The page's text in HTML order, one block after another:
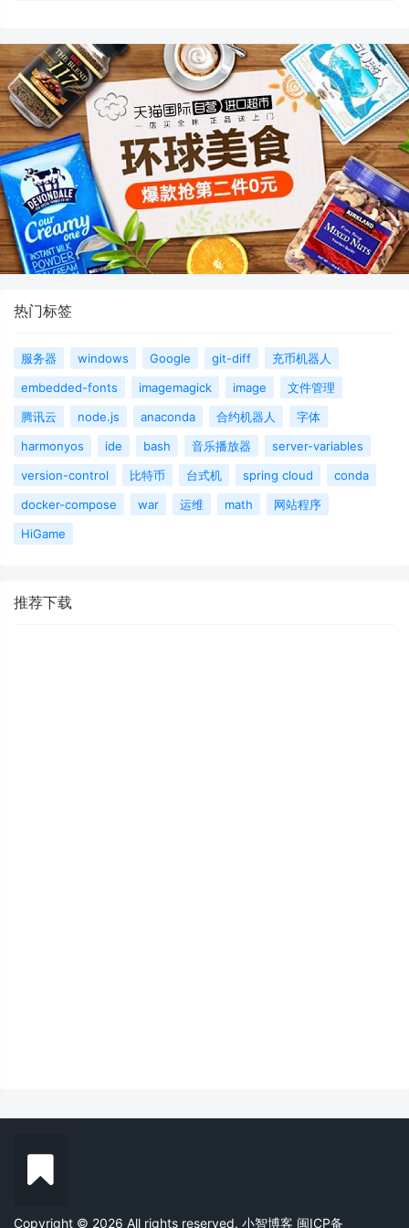
热门标签
服务器 windows Google git-diff
充币机器人
embedded-fonts
imagemagick image
文件管理
腾讯云
node.js anaconda 合约机器人
字体
harmonyos
ide bash 音乐播放器
server-variables
version-control
比特币 台式机 spring cloud
conda
docker-compose
war 运维 math
网站程序
HiGame
推荐下载
Copyright © 2026 All rights reserved. 小智博客 闽ICP备